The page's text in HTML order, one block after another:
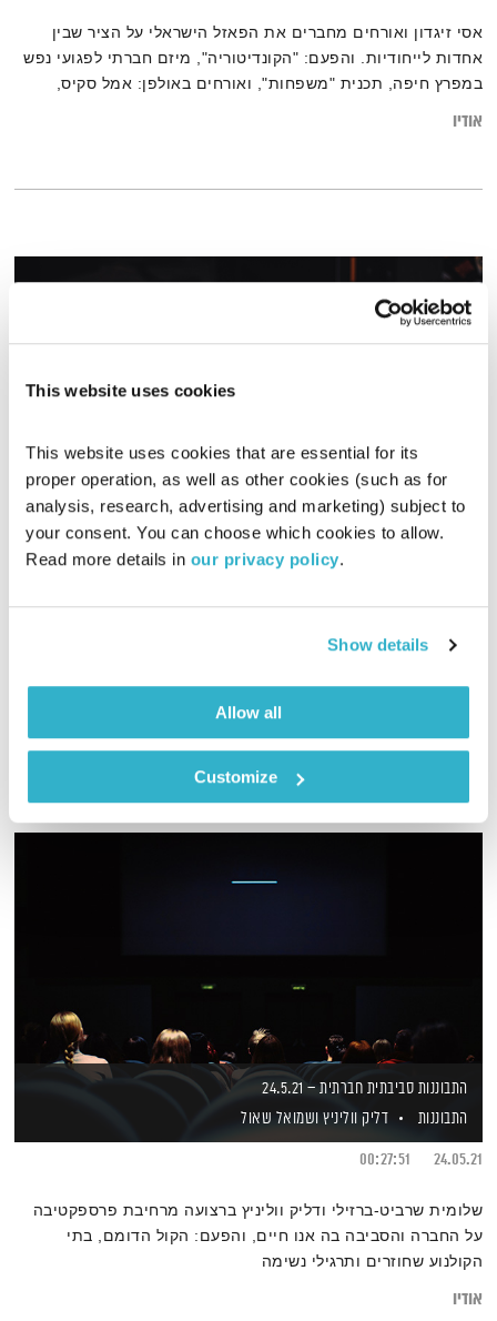
This website uses cookies
This website uses cookies that are essential for its
proper operation, as well as other cookies (such as for
analysis, research, advertising and marketing) subject to
your consent. You can choose which cookies to allow.
Read more details in our privacy policy.
Show details
Allow all
Customize
אסי זיגדון ואורחים מחברים את הפאזל הישראלי על הציר שבין
אחדות לייחודיות. והפעם: "הקונדיטוריה", מיזם חברתי לפגועי נפש
במפרץ חיפה, תכנית "משפחות", ואורחים באולפן: אמל סקיס,
אודיו
מנועים קדימה – 28.1.20
מנועים קדימה
גלית גורא-עיני
התבוננות סביבתית חברתית – 24.5.21
התבוננות
דליק ווליניץ ושמואל שאול
24.05.21
00:27:51
שלומית שרביט-ברזילי ודליק ווליניץ ברצועה מרחיבת פרספקטיבה
על החברה והסביבה בה אנו חיים, והפעם: הקול הדומם, בתי
הקולנוע שחוזרים ותרגילי נשימה
אודיו